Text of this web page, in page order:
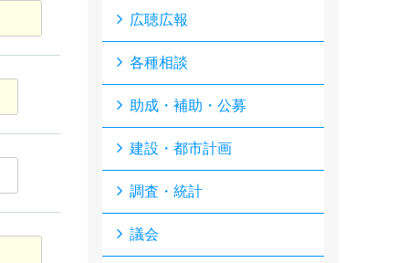
広聴広報
各種相談
助成・補助・公募
建設・都市計画
調査・統計
議会